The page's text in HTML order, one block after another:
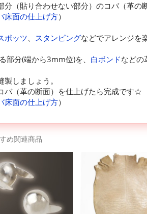
分（貼り合わせない部分）のコバ（革の
床面の仕上げ方）
ポッツ、 スタンピングなどでアレンジを
部分(端から3mm位)を、 白ボンドなどの
しましょう。
バ（革の断面）を仕上げたら完成です☆
床面の仕上げ方）
め関連商品